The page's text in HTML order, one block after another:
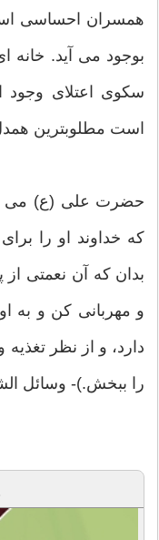
همسران احساسی
بوجود می آید. خانه
سکوی اعتلای
است مطلوبترین
حضرت علی (ع) می
که خداوند او را
بدان که آن نعمتی از
و مهربانی کن و به
دارد، و از نظر تغذیه
را ببخش.)- وسائل الشیعه